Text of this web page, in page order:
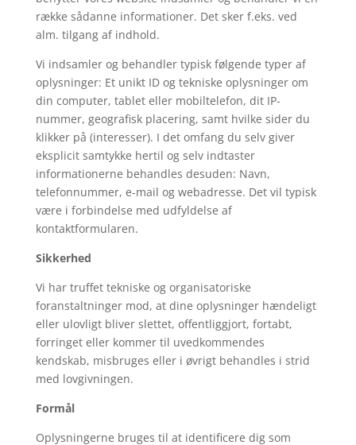
række sådanne informationer. Det sker f.eks. ved
alm. tilgang af indhold.
Vi indsamler og behandler typisk følgende typer af
oplysninger: Et unikt ID og tekniske oplysninger om
din computer, tablet eller mobiltelefon, dit IP-
nummer, geografisk placering, samt hvilke sider du
klikker på (interesser). I det omfang du selv giver
eksplicit samtykke hertil og selv indtaster
informationerne behandles desuden: Navn,
telefonnummer, e-mail og webadresse. Det vil typisk
være i forbindelse med udfyldelse af
kontaktformularen.
Sikkerhed
Vi har truffet tekniske og organisatoriske
foranstaltninger mod, at dine oplysninger hændeligt
eller ulovligt bliver slettet, offentliggjort, fortabt,
forringet eller kommer til uvedkommendes
kendskab, misbruges eller i øvrigt behandles i strid
med lovgivningen.
Formål
Oplysningerne bruges til at identificere dig som